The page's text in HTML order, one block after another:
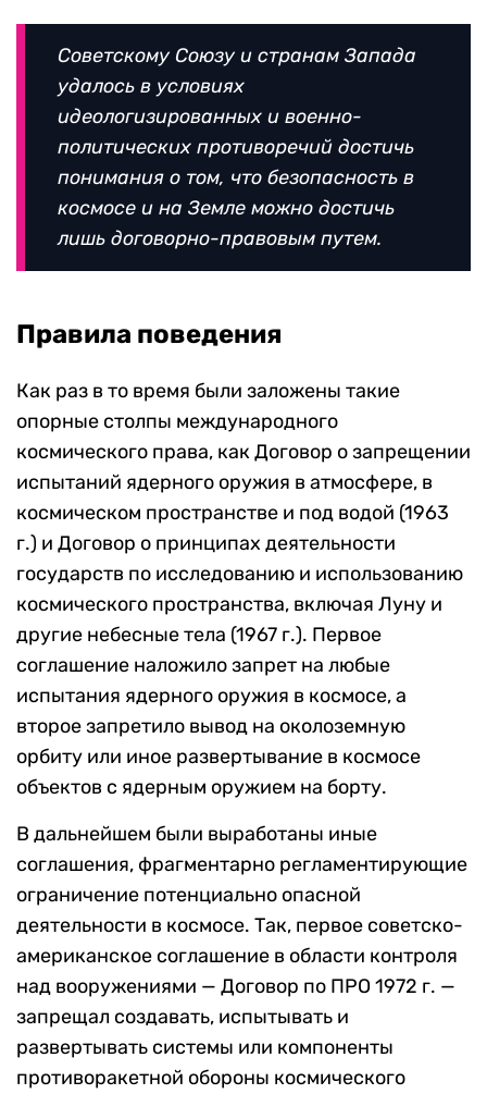
Советскому Союзу и странам Запада
удалось в условиях
идеологизированных и военно-
политических противоречий достичь
понимания о том, что безопасность в
космосе и на Земле можно достичь
лишь договорно-правовым путем.
Правила поведения
Как раз в то время были заложены такие
опорные столпы международного
космического права, как Договор о запрещении
испытаний ядерного оружия в атмосфере, в
космическом пространстве и под водой (1963
г.) и Договор о принципах деятельности
государств по исследованию и использованию
космического пространства, включая Луну и
другие небесные тела (1967 г.). Первое
соглашение наложило запрет на любые
испытания ядерного оружия в космосе, а
второе запретило вывод на околоземную
орбиту или иное развертывание в космосе
объектов с ядерным оружием на борту.
В дальнейшем были выработаны иные
соглашения, фрагментарно регламентирующие
ограничение потенциально опасной
деятельности в космосе. Так, первое советско-
американское соглашение в области контроля
над вооружениями — Договор по ПРО 1972 г. —
запрещал создавать, испытывать и
развертывать системы или компоненты
противоракетной обороны космического